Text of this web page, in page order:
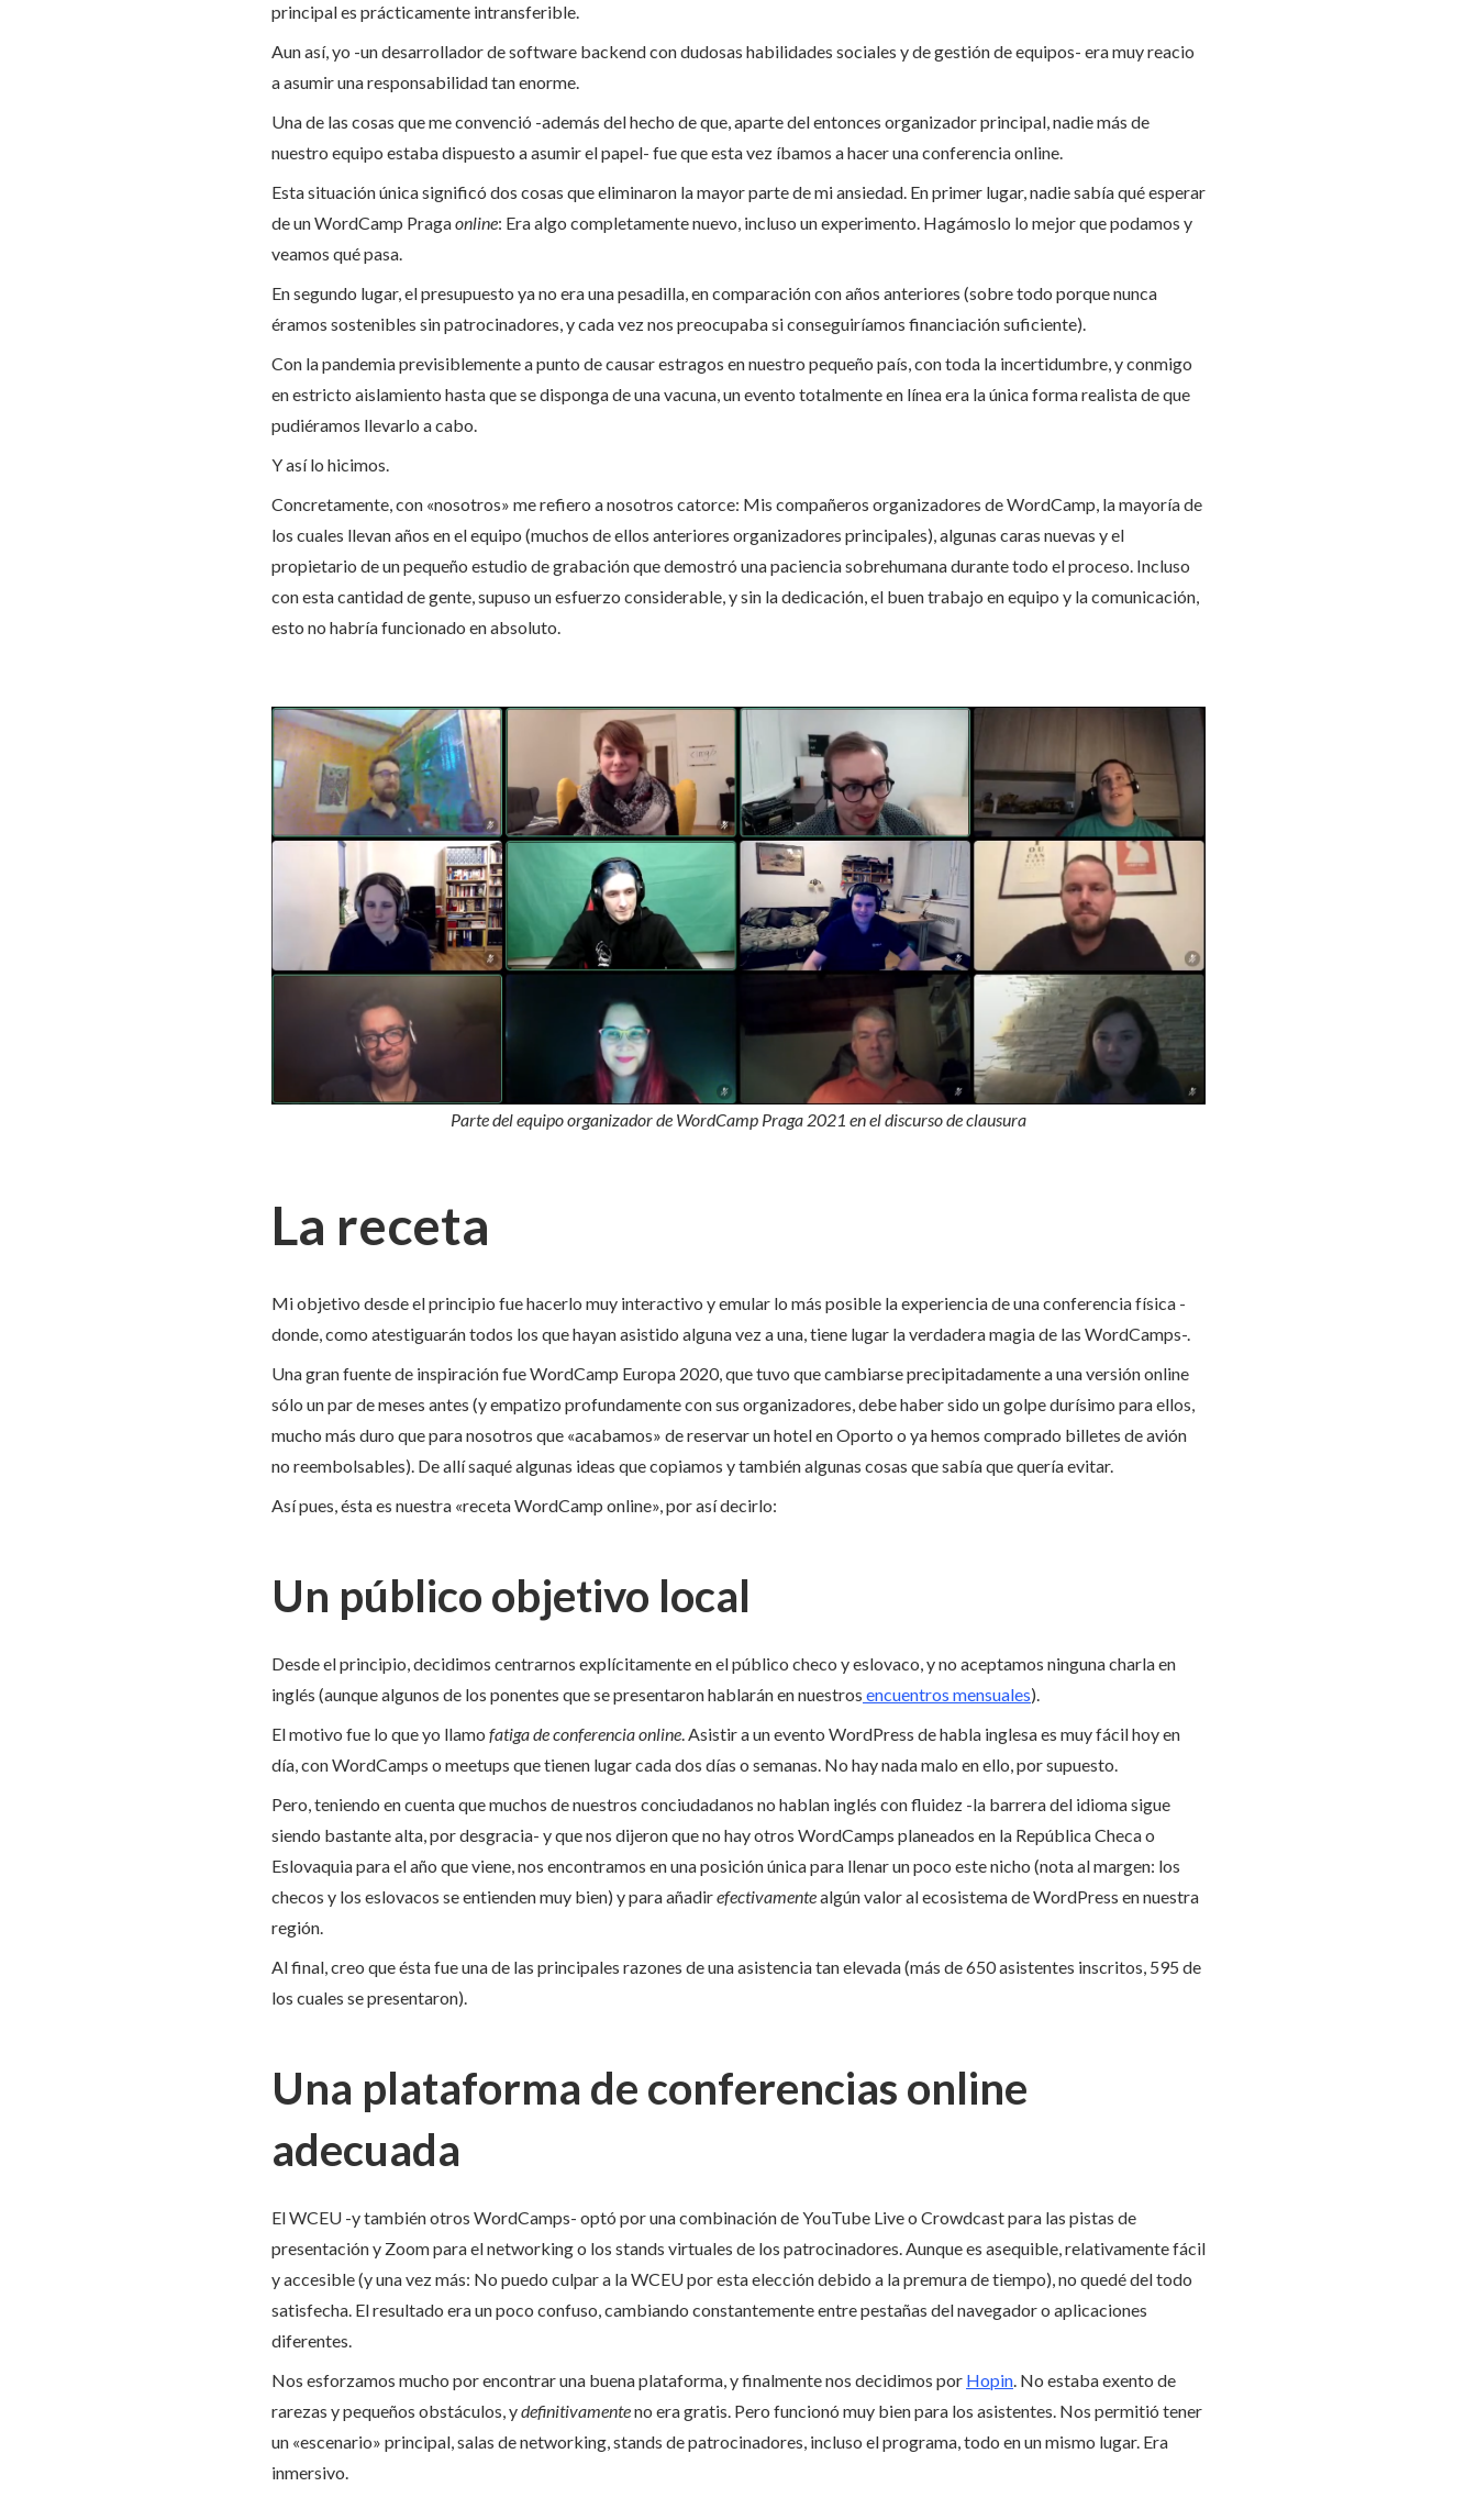
principal es prácticamente intransferible.
Aun así, yo -un desarrollador de software backend con dudosas habilidades sociales y de gestión de equipos- era muy reacio
a asumir una responsabilidad tan enorme.
Una de las cosas que me convenció -además del hecho de que, aparte del entonces organizador principal, nadie más de
nuestro equipo estaba dispuesto a asumir el papel- fue que esta vez íbamos a hacer una conferencia online.
Esta situación única significó dos cosas que eliminaron la mayor parte de mi ansiedad. En primer lugar, nadie sabía qué esperar
de un WordCamp Pragaonline: Era algo completamente nuevo, incluso un experimento. Hagámoslo lo mejor que podamos y
veamos qué pasa.
En segundo lugar, el presupuesto ya no era una pesadilla, en comparación con años anteriores (sobre todo porque nunca
éramos sostenibles sin patrocinadores, y cada vez nos preocupaba si conseguiríamos financiación suficiente).
Con la pandemia previsiblemente a punto de causar estragos en nuestro pequeño país, con toda la incertidumbre, y conmigo
en estricto aislamiento hasta que se disponga de una vacuna, un evento totalmente en línea era la única forma realista de que
pudiéramos llevarlo a cabo.
Y así lo hicimos.
Concretamente, con «nosotros» me refiero a nosotros catorce: Mis compañeros organizadores de WordCamp, la mayoría de
los cuales llevan años en el equipo (muchos de ellos anteriores organizadores principales), algunas caras nuevas y el
propietario de un pequeño estudio de grabación que demostró una paciencia sobrehumana durante todo el proceso. Incluso
con esta cantidad de gente, supuso un esfuerzo considerable, y sin la dedicación, el buen trabajo en equipo y la comunicación,
esto no habría funcionado en absoluto.
Parte del equipo organizador de WordCamp Praga 2021 en el discurso de clausura
La receta
Mi objetivo desde el principio fue hacerlo muy interactivo y emular lo más posible la experiencia de una conferencia física -
donde, como atestiguarán todos los que hayan asistido alguna vez a una, tiene lugar la verdadera magia de las WordCamps-.
Una gran fuente de inspiración fue WordCamp Europa 2020, que tuvo que cambiarse precipitadamente a una versión online
sólo un par de meses antes (y empatizo profundamente con sus organizadores, debe haber sido un golpe durísimo para ellos,
mucho más duro que para nosotros que «acabamos» de reservar un hotel en Oporto o ya hemos comprado billetes de avión
no reembolsables). De allí saqué algunas ideas que copiamos y también algunas cosas que sabía que quería evitar.
Así pues, ésta es nuestra «receta WordCamp online», por así decirlo:
Un público objetivo local
Desde el principio, decidimos centrarnos explícitamente en el público checo y eslovaco, y no aceptamos ninguna charla en
inglés (aunque algunos de los ponentes que se presentaron hablarán en nuestros encuentros mensuales).
El motivo fue lo que yo llamo fatiga de conferencia online. Asistir a un evento WordPress de habla inglesa es muy fácil hoy en
día, con WordCamps o meetups que tienen lugar cada dos días o semanas. No hay nada malo en ello, por supuesto.
Pero, teniendo en cuenta que muchos de nuestros conciudadanos no hablan inglés con fluidez -la barrera del idioma sigue
siendo bastante alta, por desgracia- y que nos dijeron que no hay otros WordCamps planeados en la República Checa o
Eslovaquia para el año que viene, nos encontramos en una posición única para llenar un poco este nicho (nota al margen: los
checos y los eslovacos se entienden muy bien) y para añadirefectivamentealgún valor al ecosistema de WordPress en nuestra
región.
Al final, creo que ésta fue una de las principales razones de una asistencia tan elevada (más de 650 asistentes inscritos, 595 de
los cuales se presentaron).
Una plataforma de conferencias online
adecuada
El WCEU -y también otros WordCamps- optó por una combinación de YouTube Live o Crowdcast para las pistas de
presentación y Zoom para el networking o los stands virtuales de los patrocinadores. Aunque es asequible, relativamente fácil
y accesible (y una vez más: No puedo culpar a la WCEU por esta elección debido a la premura de tiempo), no quedé del todo
satisfecha. El resultado era un poco confuso, cambiando constantemente entre pestañas del navegador o aplicaciones
diferentes.
Nos esforzamos mucho por encontrar una buena plataforma, y finalmente nos decidimos por Hopin. No estaba exento de
rarezas y pequeños obstáculos, ydefinitivamenteno era gratis. Pero funcionó muy bien para los asistentes. Nos permitió tener
un «escenario» principal, salas de networking, stands de patrocinadores, incluso el programa, todo en un mismo lugar. Era
inmersivo.